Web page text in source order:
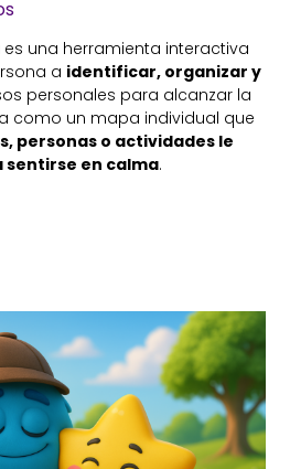
es una herramienta interactiva
a identificar, organizar y
personales para alcanzar la
como un mapa individual que
personas o actividades le
sentirse en calma.